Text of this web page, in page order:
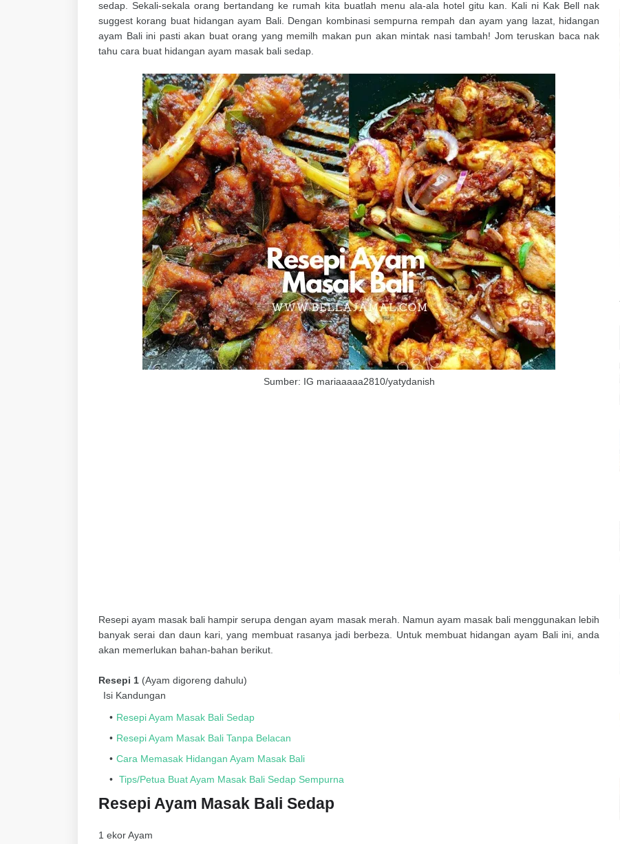
sedap. Sekali-sekala orang bertandang ke rumah kita buatlah menu ala-ala hotel gitu kan. Kali ni Kak Bell nak
suggest korang buat hidangan ayam Bali. Dengan kombinasi sempurna rempah dan ayam yang lazat, hidangan
ayam Bali ini pasti akan buat orang yang memilh makan pun akan mintak nasi tambah! Jom teruskan baca nak
tahu cara buat hidangan ayam masak bali sedap.
Sumber: IG mariaaaaa2810/yatydanish
Resepi ayam masak bali hampir serupa dengan ayam masak merah. Namun ayam masak bali menggunakan lebih
banyak serai dan daun kari, yang membuat rasanya jadi berbeza. Untuk membuat hidangan ayam Bali ini, anda
akan memerlukan bahan-bahan berikut.
Resepi 1 (Ayam digoreng dahulu)
Isi Kandungan
Resepi Ayam Masak Bali Sedap
Resepi Ayam Masak Bali Tanpa Belacan
Cara Memasak Hidangan Ayam Masak Bali
Tips/Petua Buat Ayam Masak Bali Sedap Sempurna
Resepi Ayam Masak Bali Sedap
1 ekor Ayam